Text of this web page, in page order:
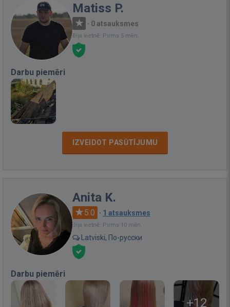
Matiss P.
· 0 atsauksmes
Bija vietnē: Pirms 5 mēn.
Darbu piemēri
IZVEIDOT PASŪTĪJUMU
Anita K.
5.0 · 1 atsauksmes
Bija vietnē: Pirms 10 mēn.
Latviski, По-русски
Darbu piemēri
+12